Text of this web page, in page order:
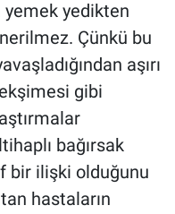
yedikten
Çünkü bu
aşırı
gibi
bağırsak
bir ilişki olduğunu
hastaların